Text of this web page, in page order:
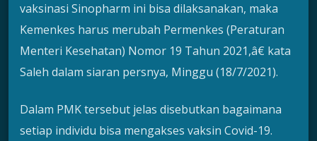
vaksinasi Sinopharm ini bisa dilaksanakan, maka
Kemenkes harus merubah Permenkes (Peraturan
Menteri Kesehatan) Nomor 19 Tahun 2021,â€ kata
Saleh dalam siaran persnya, Minggu (18/7/2021).
Dalam PMK tersebut jelas disebutkan bagaimana
setiap individu bisa mengakses vaksin Covid-19.